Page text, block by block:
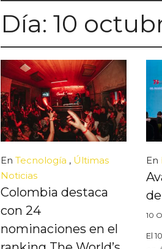
Día: 10
En Tecnología , Últimas
Noticias
Colombia destaca
con 24
nominaciones en el
En
10
El